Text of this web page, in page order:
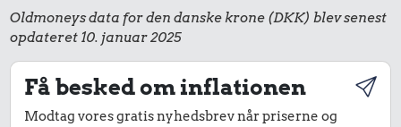
Oldmoneys data for den danske krone (DKK) blev senest
opdateret 10. januar 2025
Få besked om inflationen
Modtag vores gratis nyhedsbrev når priserne og